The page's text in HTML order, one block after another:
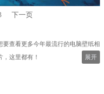
下一页
查看更多今年最流行的电脑壁纸相
这里都有！
展开